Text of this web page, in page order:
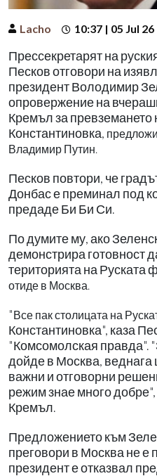
Lacho 10:37 | 05 Jul 26
Прессекретарят на
Песков отговори на
президент Володимир
опровержение на
Кремъл за превземането
Константиновка,
Владимир Путин.
Песков повтори, че
Донбас е преминал под
предаде Би Би Си.
По думите му, ако
демонстрира готовност
територията на Руската
отиде в Москва.
"Все пак столицата на
Константиновка", каза
"Комсомолская правда".
дойде в Москва, веднага
важни и отговорни
режим знае много
Кремъл.
Предложението към
преговори в Москва не е
президент е отказвал